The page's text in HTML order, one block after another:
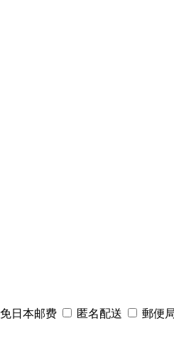
免日本邮费 匿名配送 郵便